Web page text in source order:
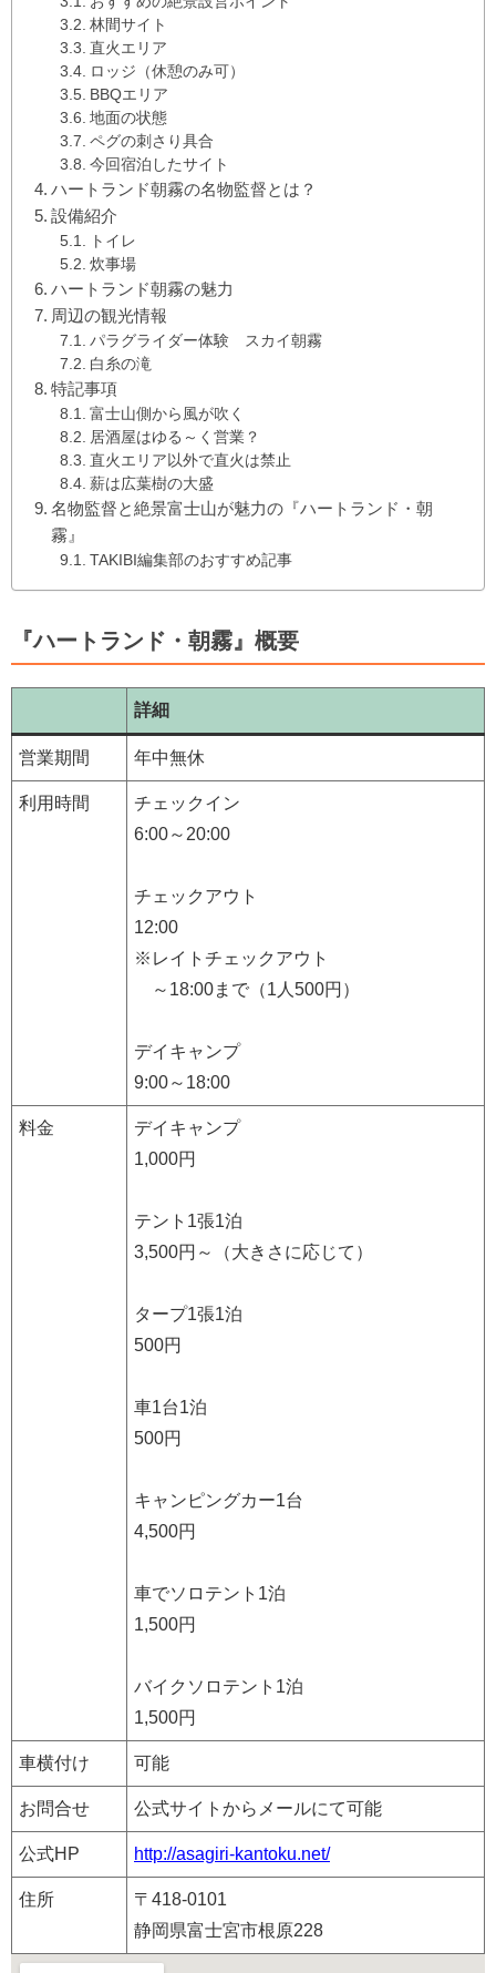
林間サイト
直火エリア
ロッジ（休憩のみ可）
BBQエリア
地面の状態
ペグの刺さり具合
今回宿泊したサイト
ハートランド朝霧の名物監督とは？
設備紹介
トイレ
炊事場
ハートランド朝霧の魅力
周辺の観光情報
パラグライダー体験 スカイ朝霧
白糸の滝
特記事項
富士山側から風が吹く
居酒屋はゆる～く営業？
直火エリア以外で直火は禁止
薪は広葉樹の大盛
名物監督と絶景富士山が魅力の『ハートランド・朝
霧』
TAKIBI編集部のおすすめ記事
『ハートランド・朝霧』概要
詳細
営業期間 年中無休
利用時間
チェックイン
6:00～20:00
チェックアウト
12:00
※レイトチェックアウト
～18:00まで（1人500円）
デイキャンプ
9:00～18:00
料金
デイキャンプ
1,000円
テント1張1泊
3,500円～（大きさに応じて）
タープ1張1泊
500円
車1台1泊
500円
キャンピングカー1台
4,500円
車でソロテント1泊
1,500円
バイクソロテント1泊
1,500円
車横付け 可能
お問合せ 公式サイトからメールにて可能
公式HP http://asagiri-kantoku.net/
住所
〒418-0101
静岡県富士宮市根原228